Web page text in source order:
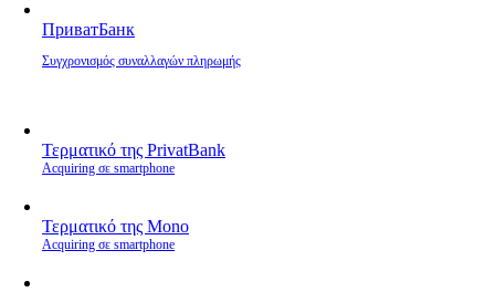
ПриватБанк
Συγχρονισμός συναλλαγών πληρωμής
Τερματικό της PrivatBank
Acquiring σε smartphone
Τερματικό της Mono
Acquiring σε smartphone